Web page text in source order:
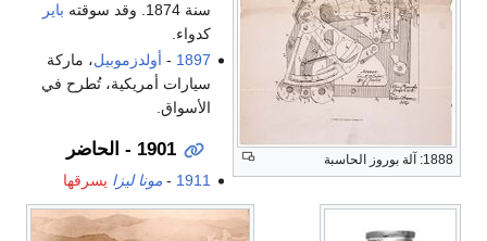
1888: آلة بوروز الحاسبة
سنة 1874. وقد سوقته
باير
كدواء.
1897
- أولدزموبيل، ماركة
سيارات أمريكية، تُطرح في
الأسواق.
1901 - الحاضر
1911
- مونا ليزا يسرقها